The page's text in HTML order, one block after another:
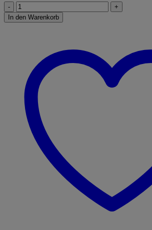
Max
Mümmelmann
Menge
In den Warenkorb